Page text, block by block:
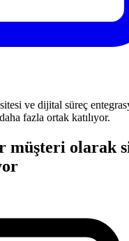
ve dijital süreç
fazla ortak katılıyor.
müşteri olarak